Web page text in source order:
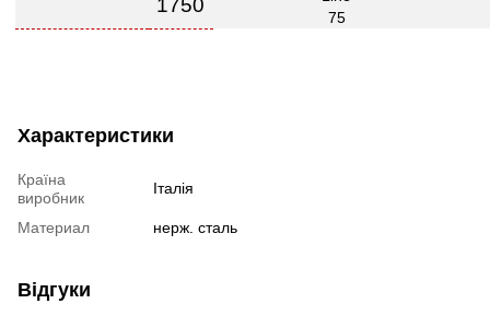
Характеристики
Країна
виробник
Італія
Материал нерж. сталь
Відгуки